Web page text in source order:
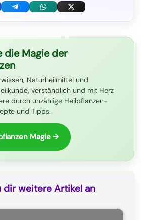
T
g
a
W
s
A
p
X
i
)
die Magie der
Naturheilmittel und
verständlich und mit Herz
durch unzählige Heilpflanzen-
und Tipps.
Magie →
dir weitere Artikel an